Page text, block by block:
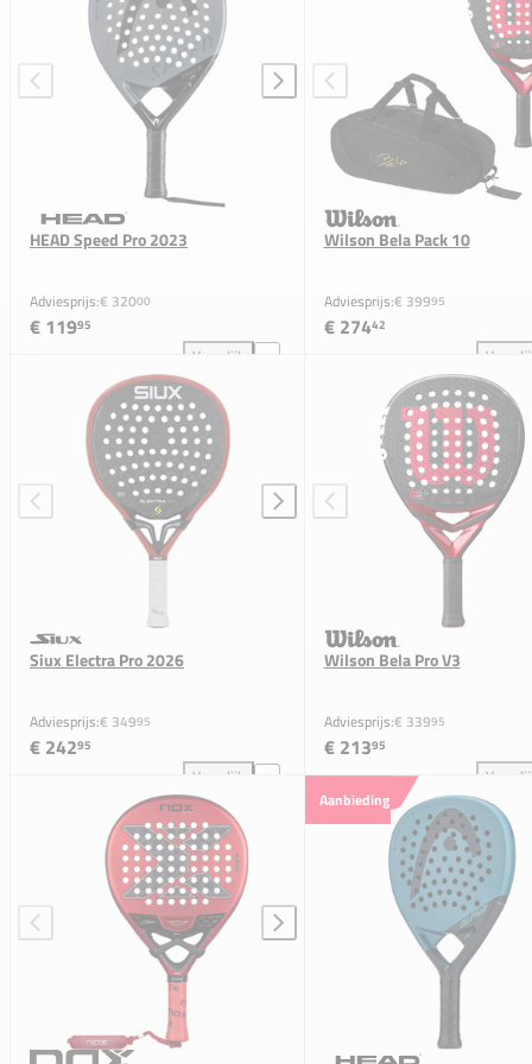
HEAD Speed Pro 2023
Adviesprijs:€ 32000
€ 11995
Vergelijk
HEAD Speed Pro 2023 toevoegen aan vergelijking
Wilson Bela Pack 10
Adviesprijs:€ 39995
€ 27442
Siux Electra Pro 2026
Adviesprijs:€ 34995
€ 24295
Vergelijk
Siux Electra Pro 2026 toevoegen aan vergelijking
Wilson Bela Pro V3
Adviesprijs:€ 33995
€ 21395
Aanbieding